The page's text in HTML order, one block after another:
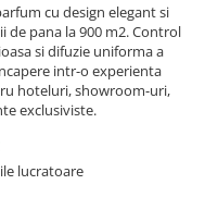
cu design elegant si
pana la 900 m2. Control
si difuzie uniforma a
intr-o experienta
hoteluri, showroom-uri,
exclusiviste.
lucratoare